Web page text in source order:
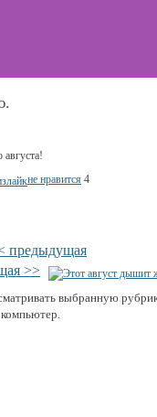
не нравится 4
предыдущая
>>
выбранную
компьютер.